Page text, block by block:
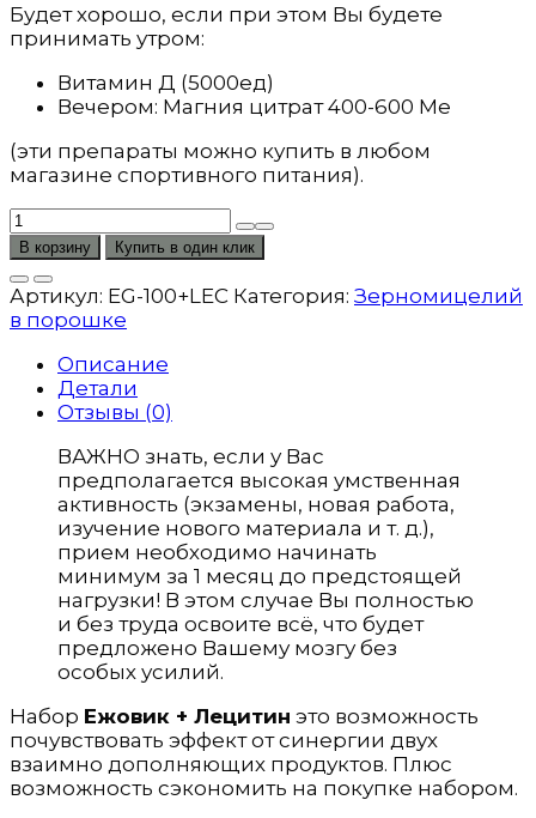
Будет хорошо, если при этом Вы будете
принимать утром:
Витамин Д (5000ед)
Вечером: Магния цитрат 400-600 Ме
(эти препараты можно купить в любом
магазине спортивного питания).
Количество
товара
Зерномицелий
порошок
100г
(50
порций)
Лецитин
порций)
В корзину Купить в один клик
Артикул: EG-100+LEC Категория: Зерномицелий
в порошке
Описание
Детали
Отзывы (0)
ВАЖНО знать, если у Вас
предполагается высокая умственная
активность (экзамены, новая работа,
изучение нового материала и т. д.),
прием необходимо начинать
минимум за 1 месяц до предстоящей
нагрузки! В этом случае Вы полностью
и без труда освоите всё, что будет
предложено Вашему мозгу без
особых усилий.
Набор Ежовик + Лецитин это возможность
почувствовать эффект от синергии двух
взаимно дополняющих продуктов. Плюс
возможность сэкономить на покупке набором.